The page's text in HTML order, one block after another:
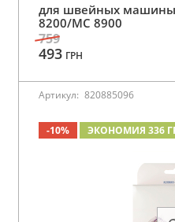
для швейных машины
8200/MC 8900
759
493 ГРН
Артикул: 820885096
-10% ЭКОНОМИЯ 336